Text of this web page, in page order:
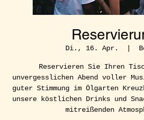
Di., 16. Apr.
  |
Reservieren Sie Ihren
unvergesslichen Abend voller
guter Stimmung im Ölgarten
unsere köstlichen Drinks und
mitreißenden